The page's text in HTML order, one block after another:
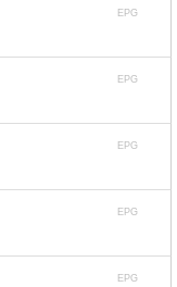
EPG
EPG
EPG
EPG
EPG